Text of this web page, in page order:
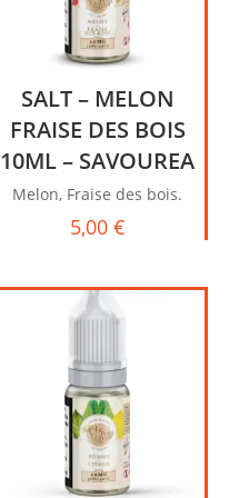
SALT – MELON
FRAISE DES BOIS
10ML – SAVOUREA
Melon, Fraise des bois.
5,00 €